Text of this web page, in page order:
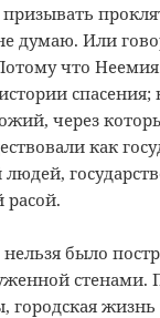
думаю. Или
что Неемия
спасения;
через
как
расой.
нельзя было
стенами.
городская жизнь